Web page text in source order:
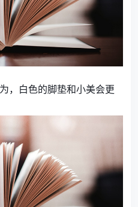
，白色的脚垫和小美会更